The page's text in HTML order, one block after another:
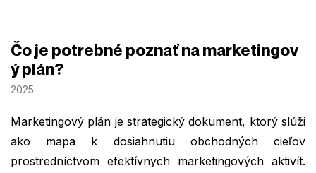
Čo je potrebné poznať na marketingov
ý plán?
2025
Marketingový plán je strategický dokument, ktorý slúži
ako mapa k dosiahnutiu obchodných cieľov
prostredníctvom efektívnych marketingových aktivít.